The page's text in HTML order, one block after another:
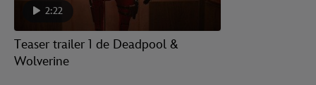
2:22
Teaser trailer 1 de Deadpool &
Wolverine